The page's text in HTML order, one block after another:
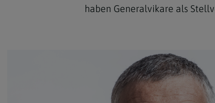
haben Generalvikare als